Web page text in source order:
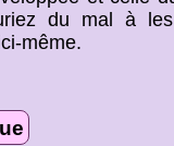
du mal à
même.